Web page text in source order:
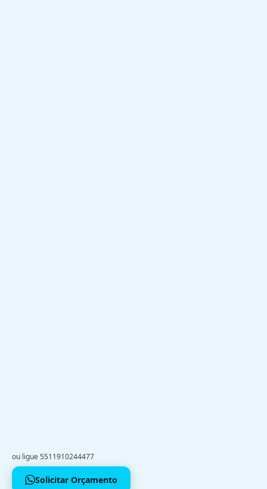
ou ligue 5511910244477
Solicitar Orçamento